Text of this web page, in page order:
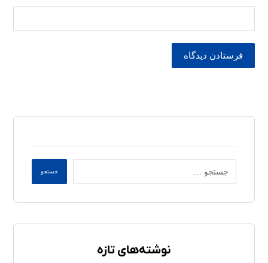
فرستادن دیدگاه
جستجو
نوشته‌های تازه